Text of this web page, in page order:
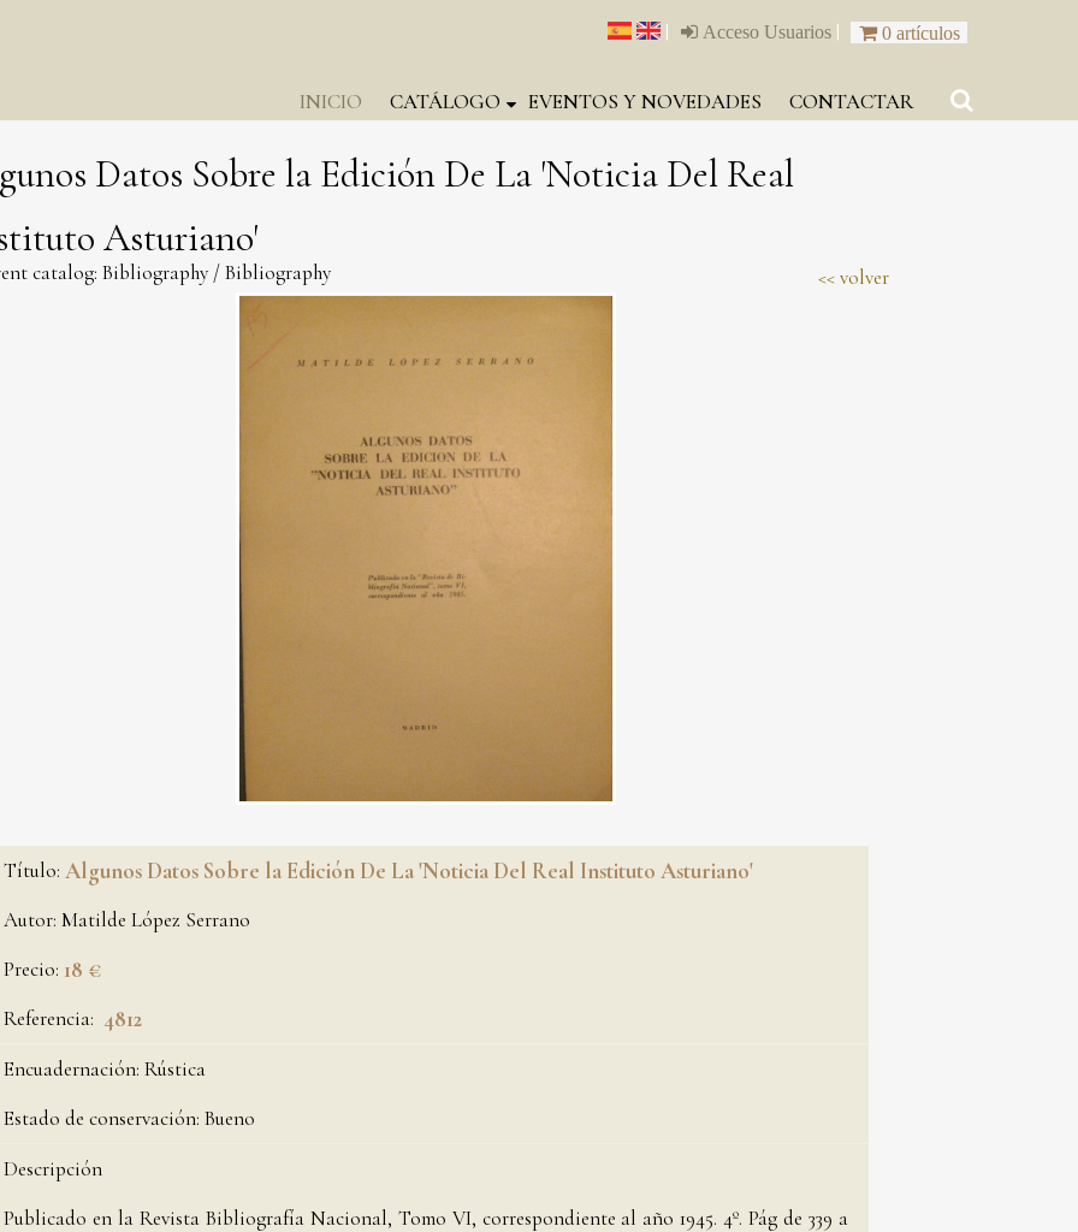
0 artículos
Acceso Usuarios |
|
INICIO CATÁLOGO EVENTOS Y NOVEDADES CONTACTAR
Datos Sobre la Edición De La 'Noticia Del Real
Asturiano'
catalog: Bibliography /Bibliography volver
Título: Algunos Datos Sobre la Edición De La 'Noticia Del Real Instituto Asturiano'
Autor: Matilde López Serrano
Precio: 18 €
Referencia: 4812
Encuadernación: Rústica
Estado de conservación: Bueno
Descripción
Publicado en la Revista Bibliografía Nacional, Tomo VI, correspondiente al año 1945. 4º. Pág de 339 a